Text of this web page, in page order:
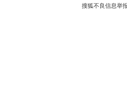
搜狐不良信息举